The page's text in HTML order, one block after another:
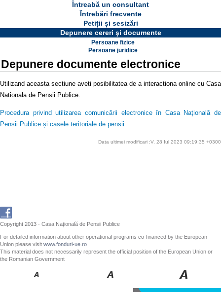
Întreabă un consultant
Întrebări frecvente
Petiții și sesizări
Depunere cereri şi documente
Persoane fizice
Persoane juridice
Depunere documente electronice
Utilizand aceasta sectiune aveti posibilitatea de a interactiona online cu Casa
Nationala de Pensii Publice.
Procedura privind utilizarea comunicării electronice în Casa Națională de
Pensii Publice și casele teritoriale de pensii
Data ultimei modificari :V, 28 Iul 2023 09:19:35 +0300
Copyright 2013 - Casa Națională de Pensii Publice
For detailed information about other operational programs co-financed by the European
Union please visit www.fonduri-ue.ro
This material does not necessarily represent the official position of the European Union or
the Romanian Government